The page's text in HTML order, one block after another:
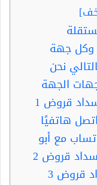
]
جهات مستقلة
وكل جهة
نحن
الجهة
قروض 1
هاتفيًا
مع أبو
قروض 2
قروض 3